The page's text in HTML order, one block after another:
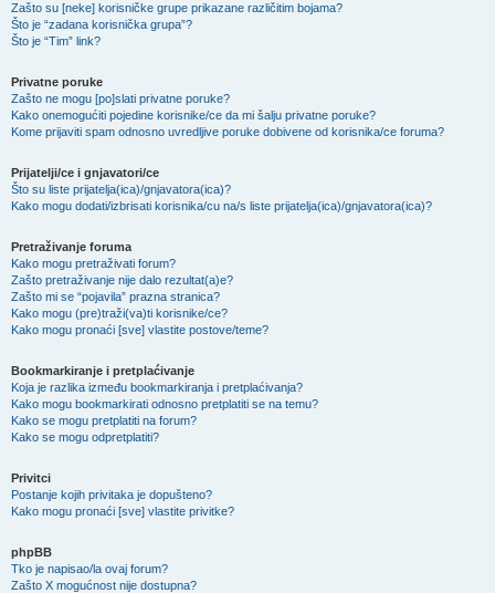
Zašto su [neke] korisničke grupe prikazane različitim bojama?
Što je “zadana korisnička grupa”?
Što je “Tim” link?
Privatne poruke
Zašto ne mogu [po]slati privatne poruke?
Kako onemogućiti pojedine korisnike/ce da mi šalju privatne poruke?
Kome prijaviti spam odnosno uvredljive poruke dobivene od korisnika/ce foruma?
Prijatelji/ce i gnjavatori/ce
Što su liste prijatelja(ica)/gnjavatora(ica)?
Kako mogu dodati/izbrisati korisnika/cu na/s liste prijatelja(ica)/gnjavatora(ica)?
Pretraživanje foruma
Kako mogu pretraživati forum?
Zašto pretraživanje nije dalo rezultat(a)e?
Zašto mi se “pojavila” prazna stranica?
Kako mogu (pre)traži(va)ti korisnike/ce?
Kako mogu pronaći [sve] vlastite postove/teme?
Bookmarkiranje i pretplaćivanje
Koja je razlika između bookmarkiranja i pretplaćivanja?
Kako mogu bookmarkirati odnosno pretplatiti se na temu?
Kako se mogu pretplatiti na forum?
Kako se mogu odpretplatiti?
Privitci
Postanje kojih privitaka je dopušteno?
Kako mogu pronaći [sve] vlastite privitke?
phpBB
Tko je napisao/la ovaj forum?
Zašto X mogućnost nije dostupna?